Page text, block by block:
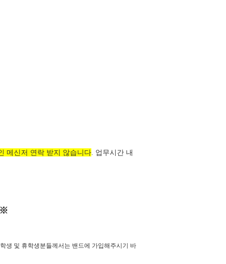
메신저 연락 받지 않습니다 업무시간 내
※
생 및 휴학생분들께서는 밴드에 가입해주시기 바